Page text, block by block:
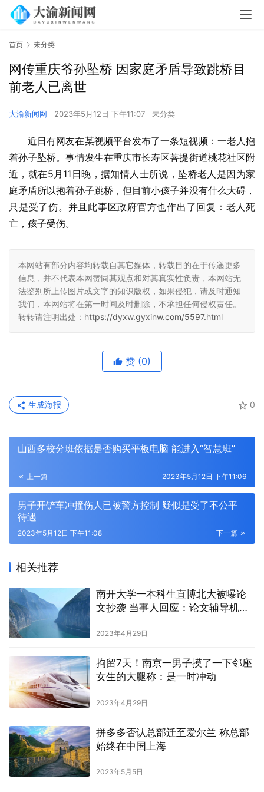
首页 未分类
网传重庆爷孙坠桥 因家庭矛盾导致跳桥目
前老人已离世
大渝新闻网 2023年5月12日 下午11:07 未分类
近日有网友在某视频平台发布了一条短视频：一老人抱
着孙子坠桥。事情发生在重庆市长寿区菩提街道桃花社区附
近，就在5月11日晚，据知情人士所说，坠桥老人是因为家
庭矛盾所以抱着孙子跳桥，但目前小孩子并没有什么大碍，
只是受了伤。并且此事区政府官方也作出了回复：老人死
亡，孩子受伤。
本网站有部分内容均转载自其它媒体，转载目的在于传递更多
信息，并不代表本网赞同其观点和对其真实性负责，本网站无
法鉴别所上传图片或文字的知识版权，如果侵犯，请及时通知
我们，本网站将在第一时间及时删除，不承担任何侵权责任。
转转请注明出处： https://dyxw.gyxinw.com/5597.html
赞 (0)
0
生成海报
山西多校分班依据是否购买平板电脑 能进入“智慧班”
上一篇 2023年5月12日 下午11:06
男子开铲车冲撞伤人已被警方控制 疑似是受了不公平
待遇
下一篇
2023年5月12日 下午11:08
相关推荐
南开大学一本科生直博北大被曝论
文抄袭 当事人回应：论文辅导机构
2023年4月29日
拘留7天！南京一男子摸了一下邻座
女生的大腿称：是一时冲动
2023年4月29日
拼多多否认总部迁至爱尔兰 称总部
始终在中国上海
2023年5月5日